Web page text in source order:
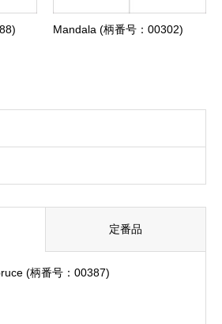
Mandala (柄番号：00302)
定番品
(柄番号：00387)